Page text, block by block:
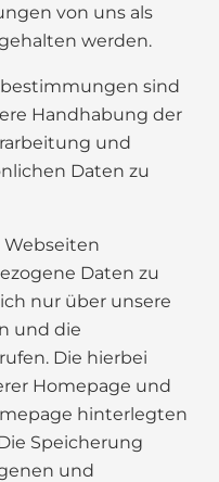
von uns als
werden.
sind
Handhabung der
und
Daten zu
Webseiten
Daten zu
nur über unsere
und die
Die hierbei
Homepage und
hinterlegten
Speicherung
und